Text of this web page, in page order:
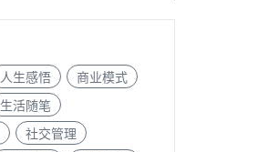
人生感悟
商业模式
生活随笔
社交管理